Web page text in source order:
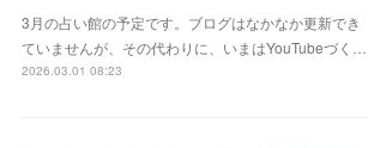
3月の占い館の予定です。ブログはなかなか更新でき
ていませんが、その代わりに、いまはYouTubeづく…
2026.03.01 08:23